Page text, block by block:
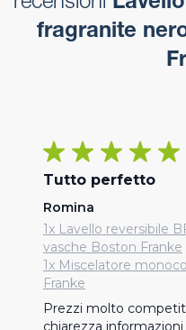
fragranite
Tutto perfetto
Romina
1x Lavello reversibile
vasche Boston Franke
1x Miscelatore
Franke
Prezzi molto
chiarezza